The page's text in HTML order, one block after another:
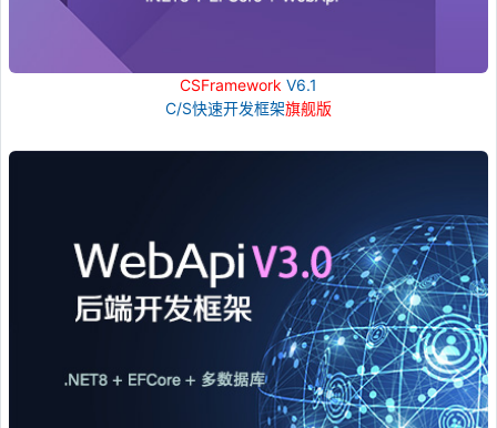
CSFramework V6.1
C/S快速开发框架旗舰版